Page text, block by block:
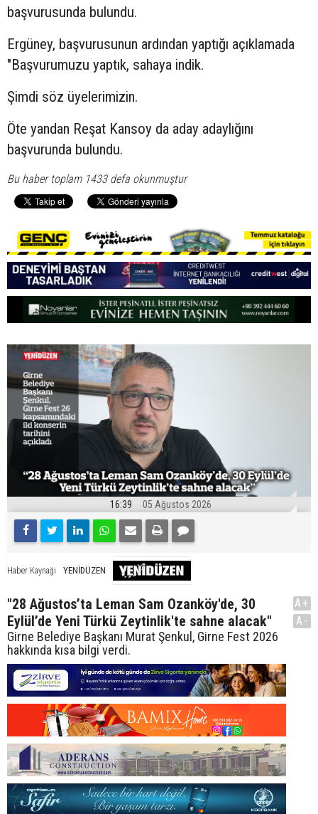
başvurusunda bulundu.
Ergüney, başvurusunun ardından yaptığı açıklamada
"Başvurumuzu yaptık, sahaya indik.
Şimdi söz üyelerimizin.
Öte yandan Reşat Kansoy da aday adaylığını
başvurunda bulundu.
Bu haber toplam 1433 defa okunmuştur
16:39 05 Ağustos 2026
Haber Kaynağı YENİDÜZEN
"28 Ağustos’ta Leman Sam Ozanköy'de, 30
Eylül’de Yeni Türkü Zeytinlik'te sahne alacak"
Girne Belediye Başkanı Murat Şenkul, Girne Fest 2026
hakkında kısa bilgi verdi.
A+
A-